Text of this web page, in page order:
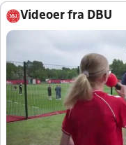
Videoer fra DBU